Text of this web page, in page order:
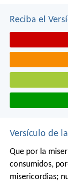
Reciba el
Versículo de
Que por la
consumidos,
misericordias;